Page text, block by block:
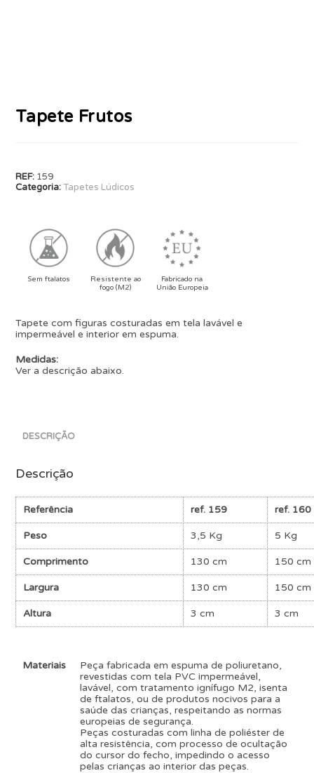
Tapete Frutos
REF: 159
Categoria: Tapetes Lúdicos
Sem ftalatos
Resistente ao
fogo (M2)
Fabricado na
União Europeia
Tapete com figuras costuradas em tela lavável e
impermeável e interior em espuma.
Medidas:
Ver a descrição abaixo.
DESCRIÇÃO
Descrição
Referência ref. 159 ref. 160
Peso 3,5 Kg 5 Kg
Comprimento 130 cm 150 cm
Largura 130 cm 150 cm
Altura 3 cm 3 cm
Materiais
Peça fabricada em espuma de poliuretano,
revestidas com tela PVC impermeável,
lavável, com tratamento ignífugo M2, isenta
de ftalatos, ou de produtos nocivos para a
saúde das crianças, respeitando as normas
europeias de segurança.
Peças costuradas com linha de poliéster de
alta resistência, com processo de ocultação
do cursor do fecho, impedindo o acesso
pelas crianças ao interior das peças.